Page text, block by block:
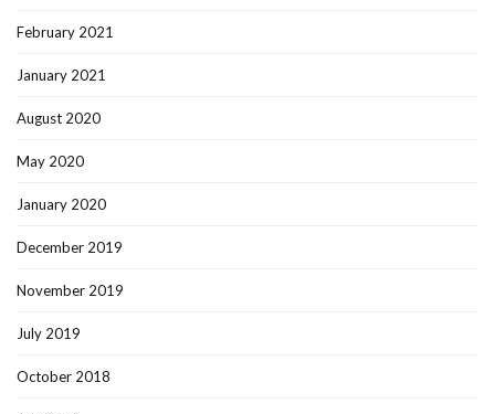
February 2021
January 2021
August 2020
May 2020
January 2020
December 2019
November 2019
July 2019
October 2018